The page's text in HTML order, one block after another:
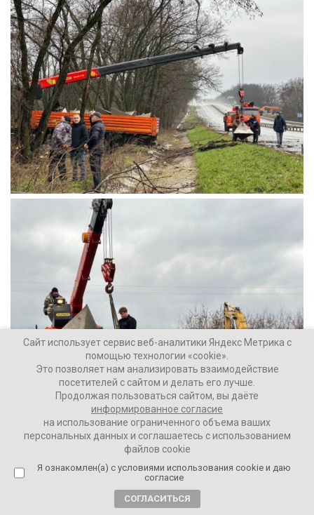
22 ноября 2022
Сайт использует сервис веб-аналитики Яндекс Метрика с
помощью технологии «cookie».
Это позволяет нам анализировать взаимодействие
посетителей с сайтом и делать его лучше.
Продолжая пользоваться сайтом, вы даёте
информированное согласие
на использование ограниченного объема ваших
персональных данных и соглашаетесь с использованием
файлов cookie
Я ознакомлен(а) с условиями использования cookie и даю
согласие
СОГЛАСИТЬСЯ